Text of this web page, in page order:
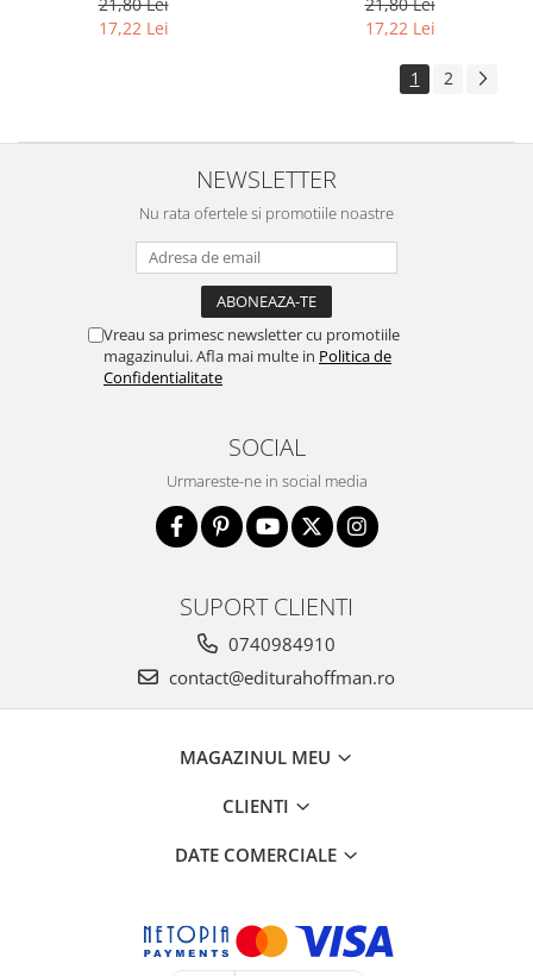
17,22 Lei
17,22 Lei
1 2
NEWSLETTER
Nu rata ofertele si promotiile noastre
Vreau sa primesc newsletter cu promotiile
magazinului. Afla mai multe in Politica de
Confidentialitate
SOCIAL
Urmareste-ne in social media
SUPORT CLIENTI
0740984910
contact@editurahoffman.ro
MAGAZINUL MEU
CLIENTI
DATE COMERCIALE